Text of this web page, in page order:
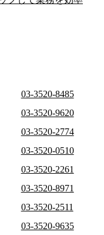
03-3520-8485
03-3520-9620
03-3520-2774
03-3520-0510
03-3520-2261
03-3520-8971
03-3520-2511
03-3520-9635